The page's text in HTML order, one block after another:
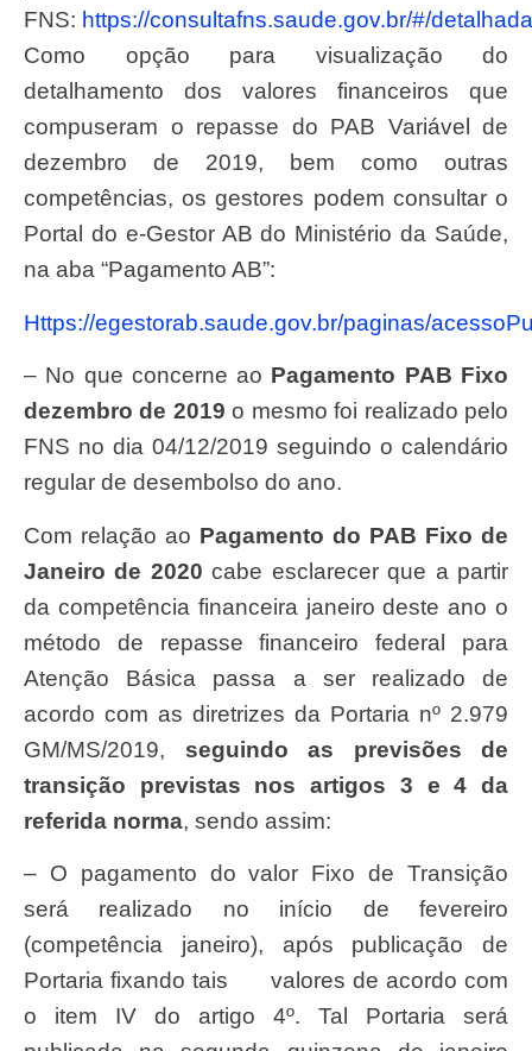
FNS: https://consultafns.saude.gov.br/#/detalhada
Como opção para visualização do
detalhamento dos valores financeiros que
compuseram o repasse do PAB Variável de
dezembro de 2019, bem como outras
competências, os gestores podem consultar o
Portal do e-Gestor AB do Ministério da Saúde,
na aba “Pagamento AB”:
https://egestorab.saude.gov.br/paginas/
– No que concerne ao Pagamento PAB Fixo
dezembro de 2019 o mesmo foi realizado pelo
FNS no dia 04/12/2019 seguindo o calendário
regular de desembolso do ano.
Com relação ao Pagamento do PAB Fixo de
Janeiro de 2020 cabe esclarecer que a partir
da competência financeira janeiro deste ano o
método de repasse financeiro federal para
Atenção Básica passa a ser realizado de
acordo com as diretrizes da Portaria nº 2.979
GM/MS/2019, seguindo as previsões de
transição previstas nos artigos 3 e 4 da
referida norma, sendo assim:
– O pagamento do valor Fixo de Transição
será realizado no início de fevereiro
(competência janeiro), após publicação de
Portaria fixando tais valores de acordo com
o item IV do artigo 4º. Tal Portaria será